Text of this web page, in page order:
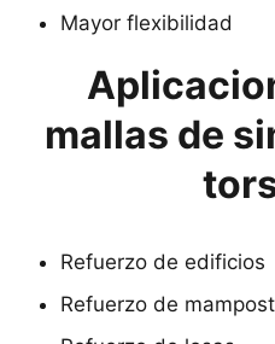
Mayor flexibilidad
mallas de
Refuerzo de edificios
Refuerzo de